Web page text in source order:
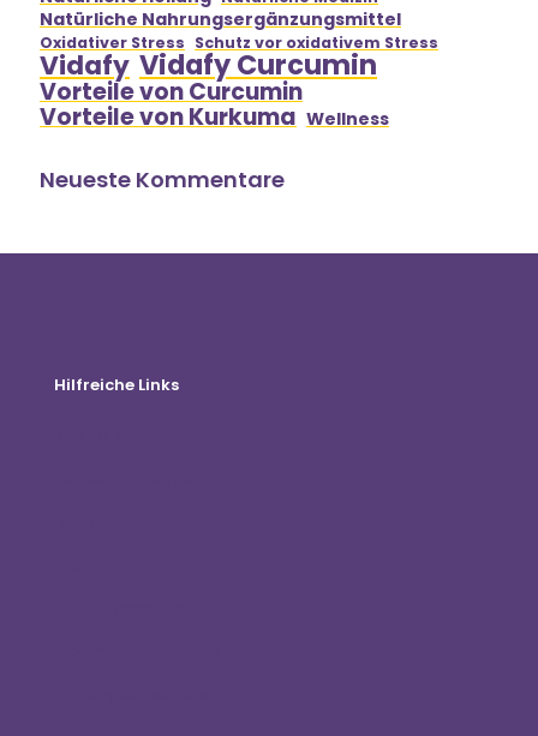
Natürliche Nahrungsergänzungsmittel
Oxidativer Stress Schutz vor oxidativem Stress
Vidafy Vidafy Curcumin
Vorteile von Curcumin
Vorteile von Kurkuma Wellness
Neueste Kommentare
Hilfreiche Links